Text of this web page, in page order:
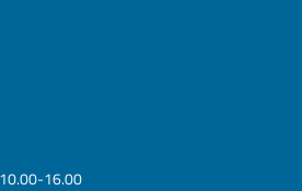
16.00